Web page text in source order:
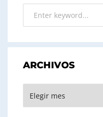
ARCHIVOS